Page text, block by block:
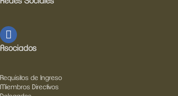
Asociados
Requisitos de Ingreso
Miembros Directivos